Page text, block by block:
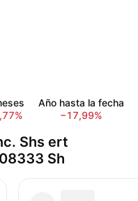
Año hasta la fecha
−17,99%
Shs ert
Sh